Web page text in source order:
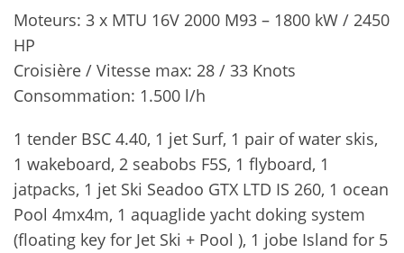
Moteurs: 3 x MTU 16V 2000 M93 – 1800 kW / 2450
HP
Croisière / Vitesse max: 28 / 33 Knots
Consommation: 1.500 l/h
1 tender BSC 4.40, 1 jet Surf, 1 pair of water skis,
1 wakeboard, 2 seabobs F5S, 1 flyboard, 1
jatpacks, 1 jet Ski Seadoo GTX LTD IS 260, 1 ocean
Pool 4mx4m, 1 aquaglide yacht doking system
(floating key for Jet Ski + Pool ), 1 jobe Island for 5